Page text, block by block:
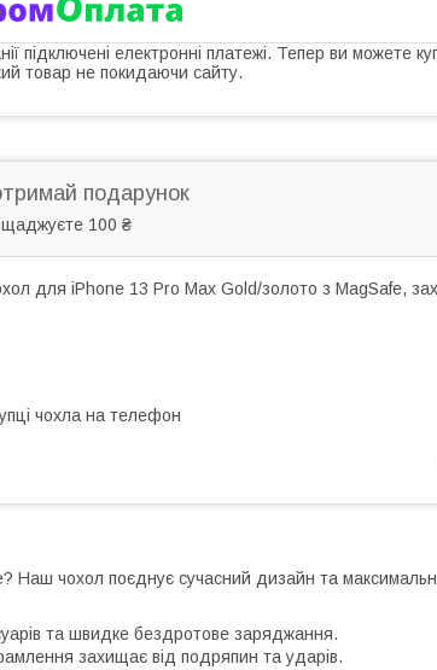
підключені електронні платежі. Тепер ви можете
товар не покидаючи сайту.
подарунок
100 ₴
для iPhone 13 Pro Max Gold/золото з MagSafe,
чохла на телефон
Наш чохол поєднує сучасний дизайн та
та швидке бездротове заряджання.
захищає від подряпин та ударів.